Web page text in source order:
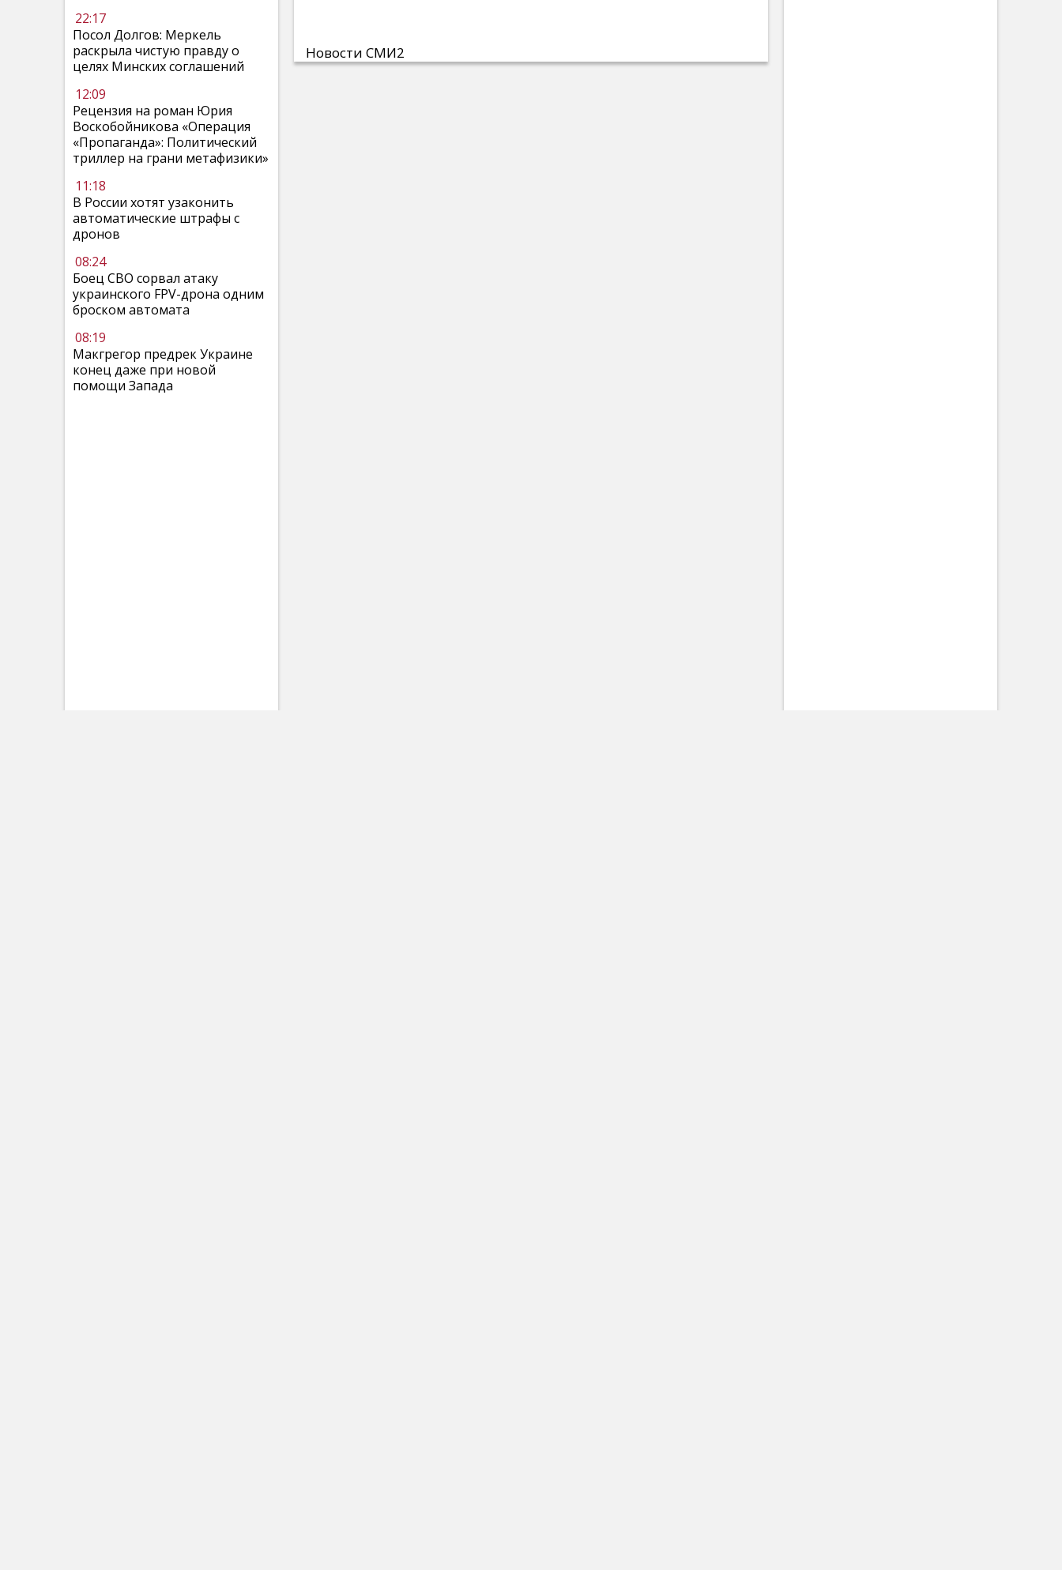
22:17
Посол Долгов: Меркель
раскрыла чистую правду о
целях Минских соглашений
12:09
Рецензия на роман Юрия
Воскобойникова «Операция
«Пропаганда»: Политический
триллер на грани метафизики»
11:18
В России хотят узаконить
автоматические штрафы с
дронов
08:24
Боец СВО сорвал атаку
украинского FPV-дрона одним
броском автомата
08:19
Макгрегор предрек Украине
конец даже при новой
помощи Запада
Новости СМИ2